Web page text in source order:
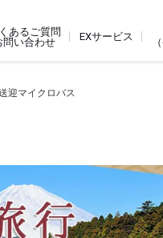
あるご質問
問い合わせ
EXサービス
迎マイクロバス